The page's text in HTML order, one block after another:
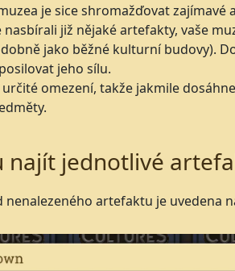
je sice shromažďovat
nasbírali již nějaké artefakty, vaše
jako běžné kulturní budovy).
jeho sílu.
určité omezení, takže jakmile
najít jednotlivé
nenalezeného artefaktu je uvedena